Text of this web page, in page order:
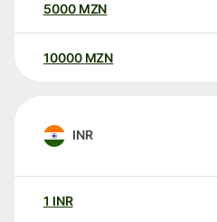
5000 MZN
10000 MZN
INR
1 INR